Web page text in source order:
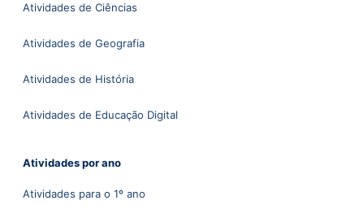
Atividades de Ciências
Atividades de Geografia
Atividades de História
Atividades de Educação Digital
Atividades por ano
Atividades para o 1º ano